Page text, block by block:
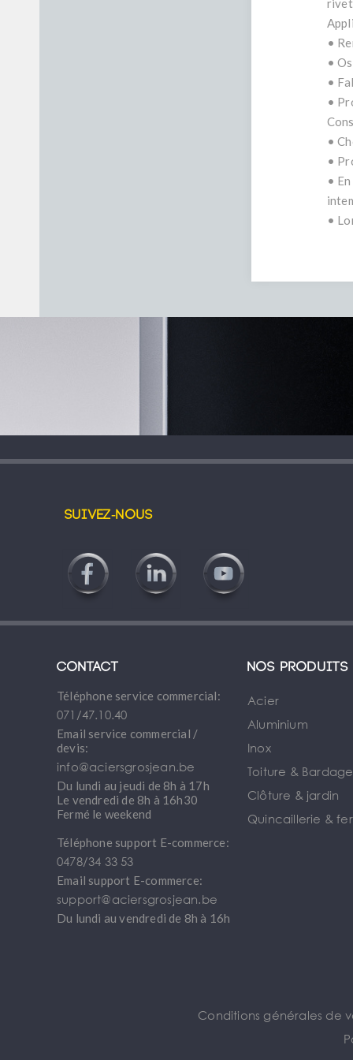
•
•
•
•
•
•
•
•
Suivez-nous
Contact
Téléphone service commercial:
071/47.10.40
Email service commercial /
devis:
info@aciersgrosjean.be
Du lundi au jeudi de 8h à 17h
Le vendredi de 8h à 16h30
Fermé le weekend
Téléphone support E-commerce:
0478/34 33 53
Email support E-commerce:
support@aciersgrosjean.be
Du lundi au vendredi de 8h à 16h
Nos produits
Acier
Aluminium
Inox
Toiture & Bardage
Clôture & jardin
Quincaillerie &
Conditions générales de